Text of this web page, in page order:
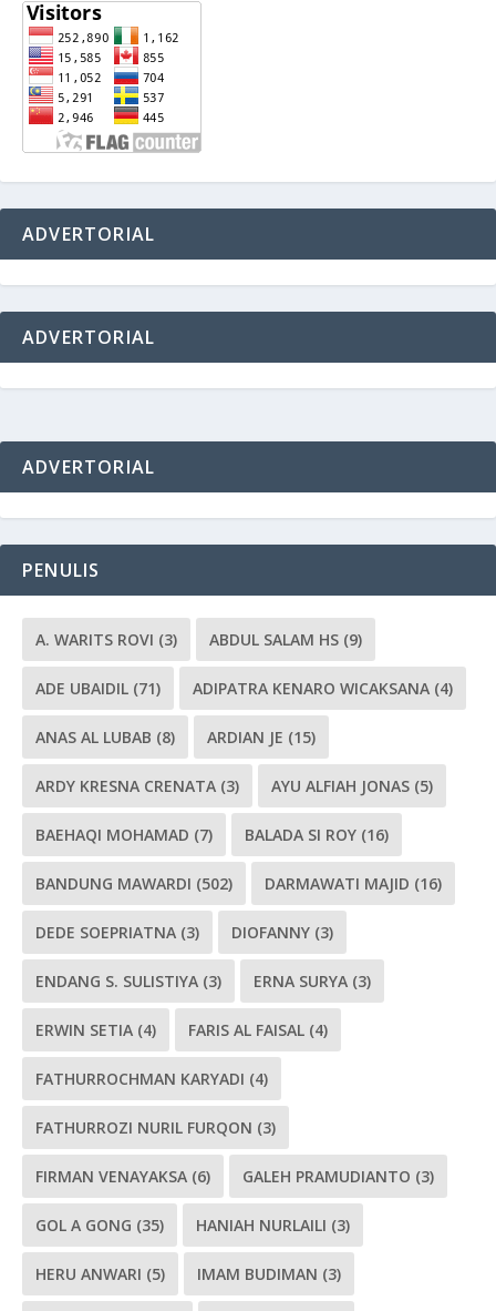
ADVERTORIAL
ADVERTORIAL
ADVERTORIAL
PENULIS
A. WARITS ROVI (3) ABDUL SALAM HS (9)
ADE UBAIDIL (71) ADIPATRA KENARO WICAKSANA (4)
ANAS AL LUBAB (8) ARDIAN JE (15)
ARDY KRESNA CRENATA (3) AYU ALFIAH JONAS (5)
BAEHAQI MOHAMAD (7) BALADA SI ROY (16)
BANDUNG MAWARDI (502) DARMAWATI MAJID (16)
DEDE SOEPRIATNA (3) DIOFANNY (3)
ENDANG S. SULISTIYA (3) ERNA SURYA (3)
ERWIN SETIA (4) FARIS AL FAISAL (4)
FATHURROCHMAN KARYADI (4)
FATHURROZI NURIL FURQON (3)
FIRMAN VENAYAKSA (6) GALEH PRAMUDIANTO (3)
GOL A GONG (35) HANIAH NURLAILI (3)
HERU ANWARI (5) IMAM BUDIMAN (3)